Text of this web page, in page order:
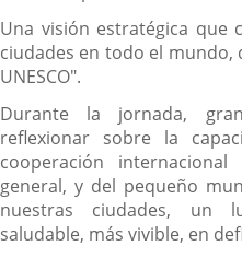
Una visión estratégica que
ciudades en todo el mundo,
UNESCO".
Durante la jornada,
reflexionar sobre la
cooperación
general, y del pequeño
nuestras ciudades, un
saludable, más vivible, en